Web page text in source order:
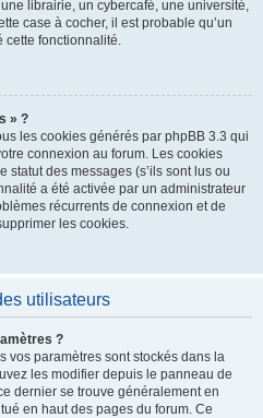
librairie, un cybercafé, une université,
case à cocher, il est probable qu’un
cette fonctionnalité.
» ?
les cookies générés par phpBB 3.3 qui
connexion au forum. Les cookies
statut des messages (s’ils sont lus ou
a été activée par un administrateur
récurrents de connexion et de
les cookies.
utilisateurs
?
vos paramètres sont stockés dans la
les modifier depuis le panneau de
dernier se trouve généralement en
en haut des pages du forum. Ce